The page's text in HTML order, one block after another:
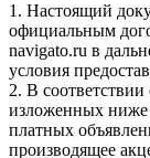
1. Настоящий
официальным
navigato.ru в
условия
2. В
изложенных ниже
платных
производящее